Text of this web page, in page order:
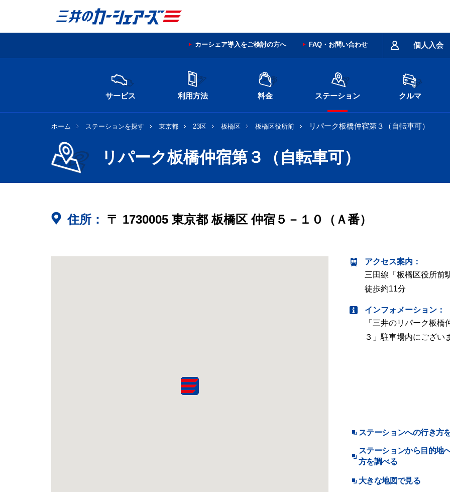
個人入会
カーシェア導入をご検討の方へ FAQ・お問い合わせ
サービス 利用方法 料金 ステーション クルマ
ホーム ステーションを探す 東京都 23区 板橋区 板橋区役所前 リパーク板橋仲宿第３（自転車可）
リパーク板橋仲宿第３（自転車可）
住所： 〒 1730005 東京都 板橋区 仲宿５－１０（Ａ番）
アクセス案内 ：
三田線「板橋区役所前
徒歩約11分
インフォメーション：
「三井のリパーク板橋
３」駐車場内にござい
ステーションへの行き方
ステーションから目的地
方を調べる
大きな地図で見る